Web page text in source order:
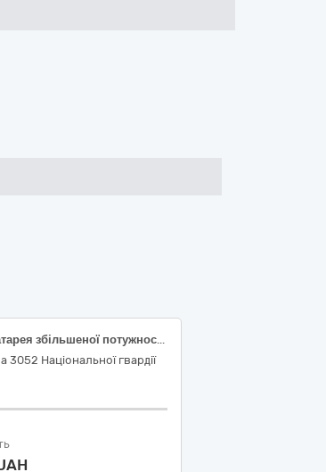
Акумуляторна батарея збільшеної потужності 10000 mAh для серії DJI Mavic 4
3052 Національної гвардії